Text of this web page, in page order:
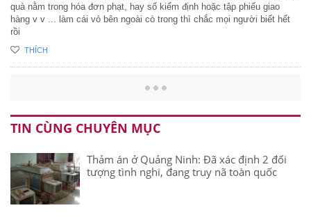
quà nằm trong hóa đơn phạt, hay sổ kiểm định hoặc tập phiếu giao
hàng v v ... làm cái vỏ bên ngoài cò trong thì chắc mọi người biết hết
rồi
THÍCH
TIN CÙNG CHUYÊN MỤC
Thảm án ở Quảng Ninh: Đã xác định 2 đối
tượng tình nghi, đang truy nã toàn quốc